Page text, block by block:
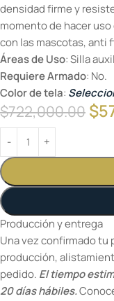
densidad firme y
momento de hacer
con las mascotas, anti
Áreas de Uso: Silla
Requiere Armado: No.
Color de tela:
$722,000.00 $
Producción y entrega
Una vez confirmado tu
producción,
pedido. El tiempo
20 días hábiles.